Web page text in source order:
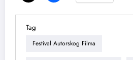
Tag
Festival Autorskog Filma